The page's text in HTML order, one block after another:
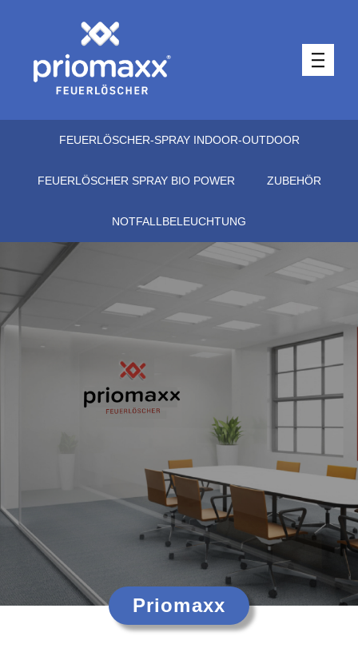
FEUERLÖSCHER-SPRAY INDOOR-OUTDOOR
FEUERLÖSCHER SPRAY BIO POWER ZUBEHÖR
NOTFALLBELEUCHTUNG
Priomaxx